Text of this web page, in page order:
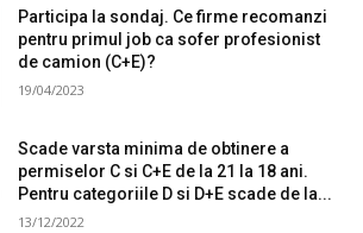
Participa la sondaj. Ce firme recomanzi
pentru primul job ca sofer profesionist
de camion (C+E)?
19/04/2023
Scade varsta minima de obtinere a
permiselor C si C+E de la 21 la 18 ani.
Pentru categoriile D si D+E scade de la...
13/12/2022